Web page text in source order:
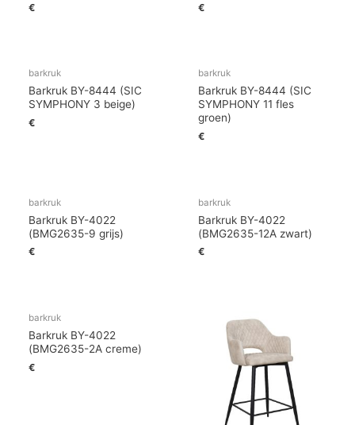
€ €
barkruk
Barkruk BY-8444 (SIC
SYMPHONY 3 beige)
€
barkruk
Barkruk BY-8444 (SIC
SYMPHONY 11 fles
groen)
€
barkruk
Barkruk BY-4022
(BMG2635-9 grijs)
€
barkruk
Barkruk BY-4022
(BMG2635-12A zwart)
€
barkruk
Barkruk BY-4022
(BMG2635-2A creme)
€